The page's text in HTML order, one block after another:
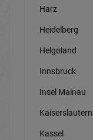
Harz
Heidelberg
Helgoland
Innsbruck
Insel Mainau
Kaiserslautern
Kassel